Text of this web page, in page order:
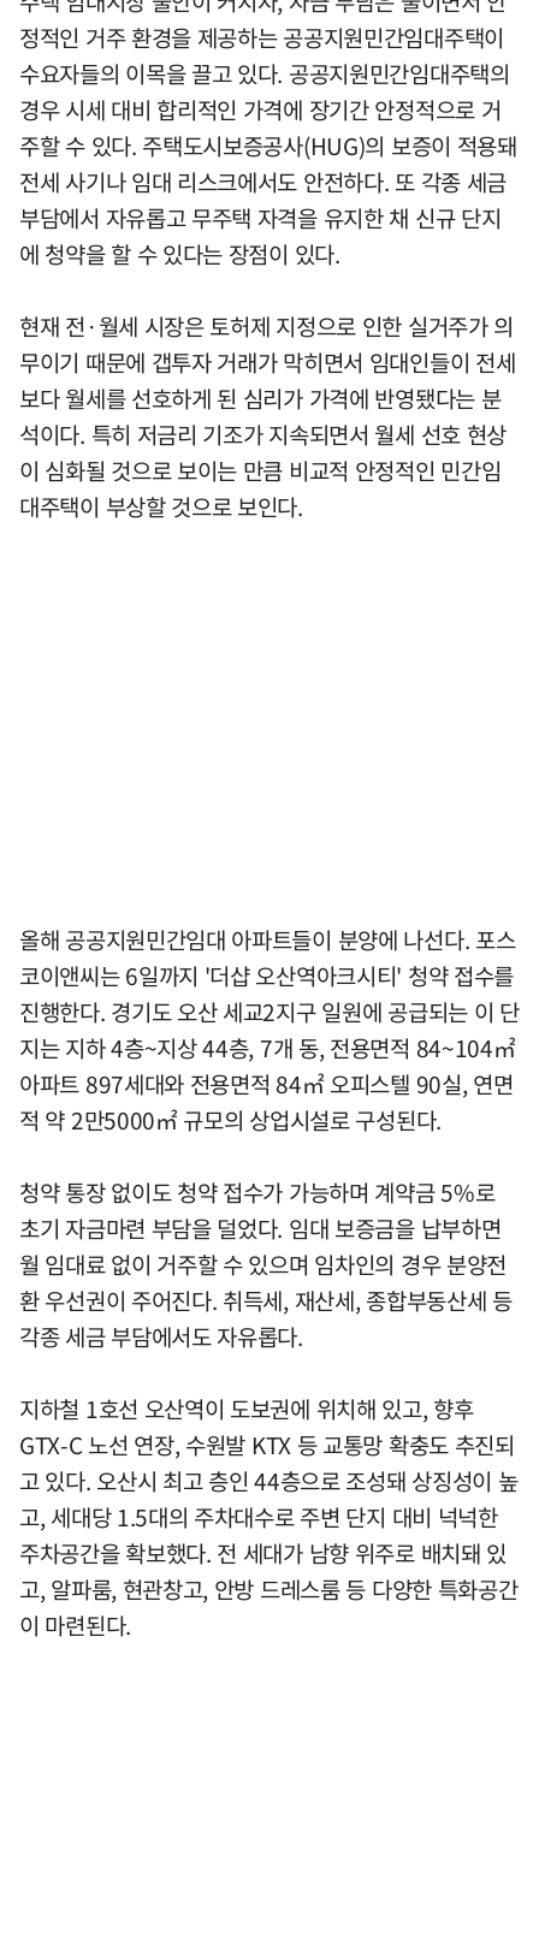
정적인 거주 환경을 제공하는 공공지원민간임대주택이
수요자들의 이목을 끌고 있다. 공공지원민간임대주택의
경우 시세 대비 합리적인 가격에 장기간 안정적으로 거
주할 수 있다. 주택도시보증공사(HUG)의 보증이 적용돼
전세 사기나 임대 리스크에서도 안전하다. 또 각종 세금
부담에서 자유롭고 무주택 자격을 유지한 채 신규 단지
에 청약을 할 수 있다는 장점이 있다.
현재 전·월세 시장은 토허제 지정으로 인한 실거주가 의
무이기 때문에 갭투자 거래가 막히면서 임대인들이 전세
보다 월세를 선호하게 된 심리가 가격에 반영됐다는 분
석이다. 특히 저금리 기조가 지속되면서 월세 선호 현상
이 심화될 것으로 보이는 만큼 비교적 안정적인 민간임
대주택이 부상할 것으로 보인다.
올해 공공지원민간임대 아파트들이 분양에 나선다. 포스
코이앤씨는 6일까지 '더샵 오산역아크시티' 청약 접수를
진행한다. 경기도 오산 세교2지구 일원에 공급되는 이 단
지는 지하 4층~지상 44층, 7개 동, 전용면적 84~104㎡
아파트 897세대와 전용면적 84㎡ 오피스텔 90실, 연면
적 약 2만5000㎡ 규모의 상업시설로 구성된다.
청약 통장 없이도 청약 접수가 가능하며 계약금 5%로
초기 자금마련 부담을 덜었다. 임대 보증금을 납부하면
월 임대료 없이 거주할 수 있으며 임차인의 경우 분양전
환 우선권이 주어진다. 취득세, 재산세, 종합부동산세 등
각종 세금 부담에서도 자유롭다.
지하철 1호선 오산역이 도보권에 위치해 있고, 향후
GTX-C 노선 연장, 수원발 KTX 등 교통망 확충도 추진되
고 있다. 오산시 최고 층인 44층으로 조성돼 상징성이 높
고, 세대당 1.5대의 주차대수로 주변 단지 대비 넉넉한
주차공간을 확보했다. 전 세대가 남향 위주로 배치돼 있
고, 알파룸, 현관창고, 안방 드레스룸 등 다양한 특화공간
이 마련된다.